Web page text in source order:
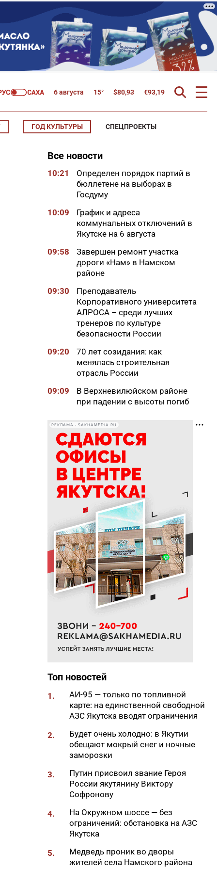
6 августа 15° $80,93 €93,19
ГОД КУЛЬТУРЫ СПЕЦПРОЕКТЫ
Все новости
10:21
Определен порядок партий в
бюллетене на выборах в
Госдуму
10:09
График и адреса
коммунальных отключений в
Якутске на 6 августа
09:58
Завершен ремонт участка
дороги «Нам» в Намском
районе
09:30
Преподаватель
Корпоративного университета
АЛРОСА – среди лучших
тренеров по культуре
безопасности России
09:20
70 лет созидания: как
менялась строительная
отрасль России
09:09
В Верхневилюйском районе
при падении с высоты погиб
09:00
Якутская стройка ушла в
высоту: как здания выросли
до 16 этажей на вечной
мерзлоте
08:46
Россияне смогут вносить
наличные через банкоматы
других банков с 1 октября
Пока в Якутии была ночь: курс
доллара, цены на бензин и
смерть от удара молнии
06:00
В Якутске 6 августа ожидается
до +20 градусов
22:00
Русский театр Якутска сыграет
отрывок спектакля в парке
«Зарядье» в Москве
21:30
32 колледжа и техникума
республики соберет Единый
день подачи документов в
21:00
Астроном рассказал, какие
августе
32% якутян одобряют режим
SuperJob
В Якутии с начала года более
комплексную реабилитацию
Более 30 человек стали
«Открытая дорога» в Якутске
Боец из Якутии на машине
поле и спас сослуживцев
РЕКЛАМА • SAKHAMEDIA.RU
Топ новостей
1.
АИ-95 — только по топливной
карте: на единственной свободной
АЗС Якутска вводят ограничения
2.
Будет очень холодно: в Якутии
обещают мокрый снег и ночные
заморозки
3.
Путин присвоил звание Героя
России якутянину Виктору
Софронову
4.
На Окружном шоссе — без
ограничений: обстановка на АЗС
Якутска
5.
Медведь проник во дворы
жителей села Намского района